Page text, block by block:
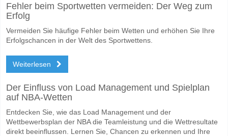
Das Spiel zwischen Acassuso v CA Estudiantes Caseros 26 April 2026
CA Estudiantes Caseros für den Gewinner den Spiel, mit einer
Werden beide Teams im Spiel punkten Acassuso v CA
Nein für Beide Teams Erzielen, mit einem Prozentsatz von 66%.
Wofür ist die richtige Ergebnisprognose Acassuso v
Auf der riskanten Seite, können Sie das Korrektes Ergebnis von
Fehler beim Sportwetten vermeiden: Der Weg zum
Erfolg
Vermeiden Sie häufige Fehler beim Wetten und erhöhen Sie Ihre
Erfolgschancen in der Welt des Sportwettens.
Weiterlesen
Der Einfluss von Load Management und Spielplan
auf NBA-Wetten
Entdecken Sie, wie das Load Management und der
Wettbewerbsplan der NBA die Teamleistung und die Wettresultate
direkt beeinflussen. Lernen Sie, Chancen zu erkennen und Ihre